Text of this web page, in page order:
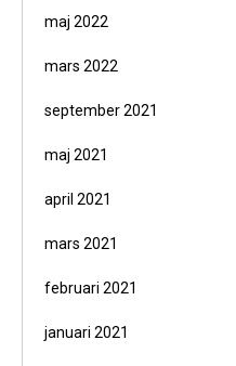
maj 2022
mars 2022
september 2021
maj 2021
april 2021
mars 2021
februari 2021
januari 2021